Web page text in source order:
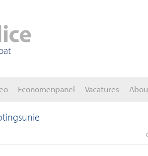
Economenpanel Vacatures